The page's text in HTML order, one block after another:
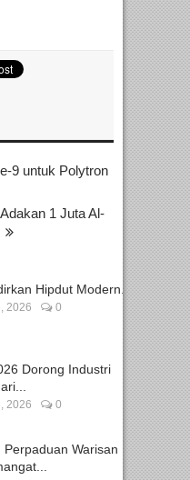
9 untuk Polytron
1 Juta Al-
Hipdut Modern...
2026 0
Dorong Industri
2026 0
Perpaduan Warisan